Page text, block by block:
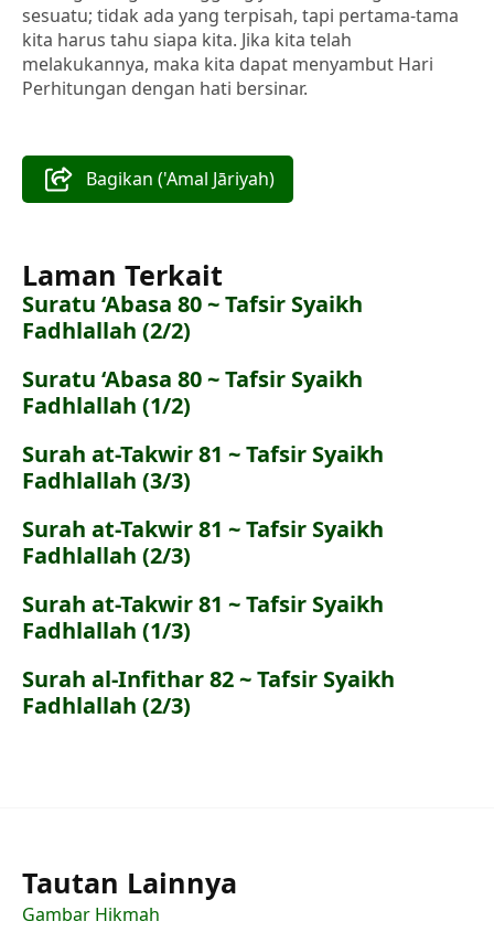
sesuatu; tidak ada yang terpisah, tapi pertama-tama
kita harus tahu siapa kita. Jika kita telah
melakukannya, maka kita dapat menyambut Hari
Perhitungan dengan hati bersinar.
Bagikan ('Amal Jāriyah)
Laman Terkait
Suratu ‘Abasa 80 ~ Tafsir Syaikh
Fadhlallah (2/2)
Suratu ‘Abasa 80 ~ Tafsir Syaikh
Fadhlallah (1/2)
Surah at-Takwir 81 ~ Tafsir Syaikh
Fadhlallah (3/3)
Surah at-Takwir 81 ~ Tafsir Syaikh
Fadhlallah (2/3)
Surah at-Takwir 81 ~ Tafsir Syaikh
Fadhlallah (1/3)
Surah al-Infithar 82 ~ Tafsir Syaikh
Fadhlallah (2/3)
Tautan Lainnya
Gambar Hikmah